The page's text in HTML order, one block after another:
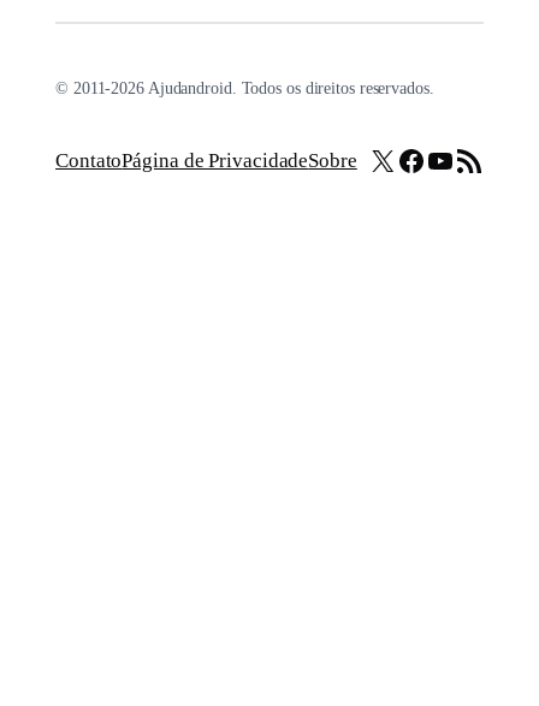
© 2011-2026 Ajudandroid. Todos os direitos reservados.
ContatoPágina de PrivacidadeSobre X Facebook
Youtube
Feed RSS